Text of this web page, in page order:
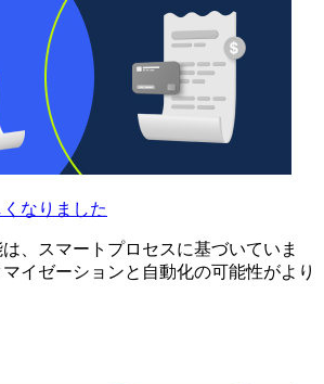
なりました
、スマートプロセスに基づいていま
イゼーションと自動化の可能性がより